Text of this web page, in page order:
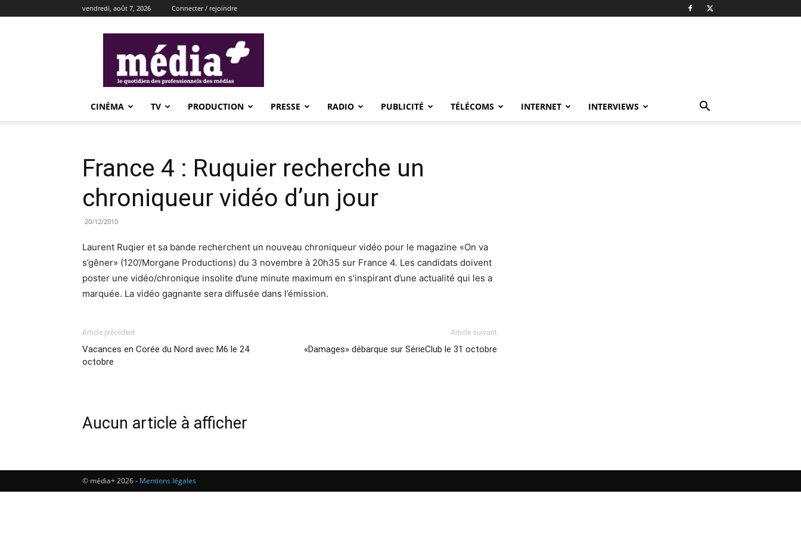
vendredi, août 7, 2026 Connecter / rejoindre
CINÉMA TV PRODUCTION PRESSE RADIO PUBLICITÉ TÉLÉCOMS INTERNET INTERVIEWS
France 4 : Ruquier recherche un
chroniqueur vidéo d’un jour
20/12/2010
Laurent Ruqier et sa bande recherchent un nouveau chroniqueur vidéo pour le magazine «On va
s’gêner» (120’/Morgane Productions) du 3 novembre à 20h35 sur France 4. Les candidats doivent
poster une vidéo/chronique insolite d’une minute maximum en s’inspirant d’une actualité qui les a
marquée. La vidéo gagnante sera diffusée dans l’émission.
Article précédent
Vacances en Corée du Nord avec M6 le 24
octobre
Article suivant
«Damages» débarque sur SérieClub le 31 octobre
Aucun article à afficher
© média+ 2026 - Mentions légales